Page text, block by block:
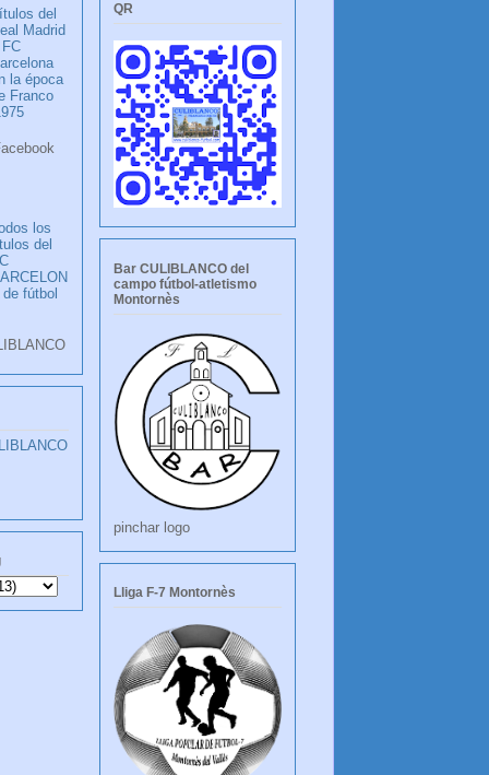
del
Madrid
la época
Franco
los
del
de fútbol
QR
Bar CULIBLANCO del
campo fútbol-atletismo
Montornès
pinchar logo
Lliga F-7 Montornès